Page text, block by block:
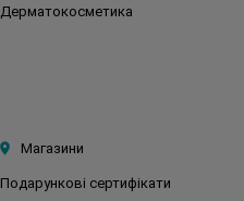
Дерматокосметика
Магазини
Подарункові сертифікати